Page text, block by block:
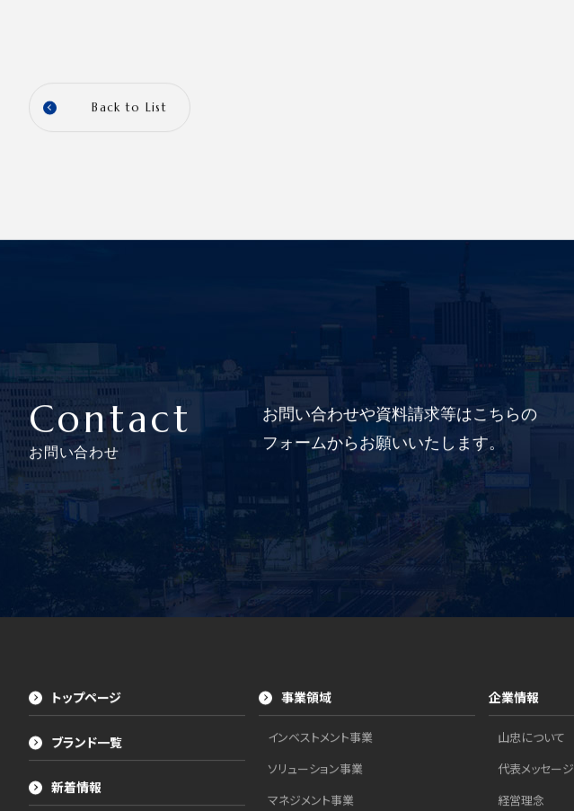
Back to List
Contact
お問い合わせ
お問い合わせや資料請求等はこちらの
フォームからお願いいたします。
トップページ
ブランド一覧
新着情報
事業領域
インベストメント事業
ソリューション事業
マネジメント事業
企業情報
山忠について
代表メッセージ
経営理念